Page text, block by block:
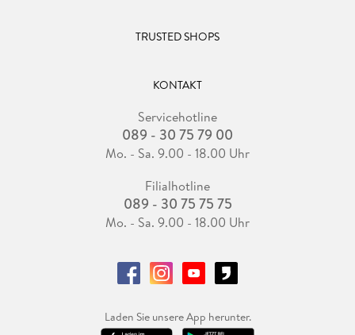
TRUSTED SHOPS
KONTAKT
Servicehotline
089 - 30 75 79 00
Mo. - Sa. 9.00 - 18.00 Uhr
Filialhotline
089 - 30 75 75 75
Mo. - Sa. 9.00 - 18.00 Uhr
Laden Sie unsere App herunter.